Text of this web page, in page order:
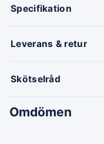
Specifikation
Leverans & retur
Skötselråd
Omdömen